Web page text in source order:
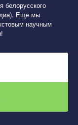
белорусского
Еще мы
научным